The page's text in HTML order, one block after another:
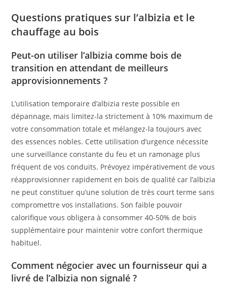
Questions pratiques sur l’albizia et le
chauffage au bois
Peut-on utiliser l’albizia comme bois de
transition en attendant de meilleurs
approvisionnements ?
L’utilisation temporaire d’albizia reste possible en
dépannage, mais limitez-la strictement à 10% maximum de
votre consommation totale et mélangez-la toujours avec
des essences nobles. Cette utilisation d’urgence nécessite
une surveillance constante du feu et un ramonage plus
fréquent de vos conduits. Prévoyez impérativement de vous
réapprovisionner rapidement en bois de qualité car l’albizia
ne peut constituer qu’une solution de très court terme sans
compromettre vos installations. Son faible pouvoir
calorifique vous obligera à consommer 40-50% de bois
supplémentaire pour maintenir votre confort thermique
habituel.
Comment négocier avec un fournisseur qui a
livré de l’albizia non signalé ?